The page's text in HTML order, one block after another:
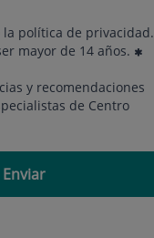
la política de privacidad.
mayor de 14 años.
y recomendaciones
de Centro
Enviar